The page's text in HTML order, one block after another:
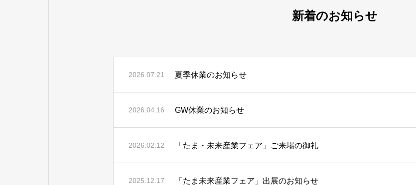
新着のお知らせ
2026.07.21 夏季休業のお知らせ
2026.04.16 GW休業のお知らせ
2026.02.12 「たま・未来産業フェア」ご来場の御礼
2025.12.17 「たま未来産業フェア」出展のお知らせ